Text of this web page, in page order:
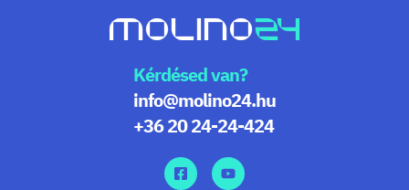
Kérdésed van?
info@molino24.hu
+36 20 24-24-424